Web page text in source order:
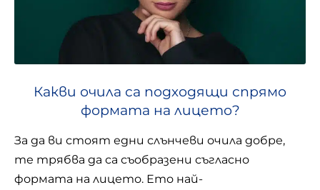
Какви очила са подходящи спрямо
формата на лицето?
За да ви стоят едни слънчеви очила добре,
те трябва да са съобразени съгласно
формата на лицето. Ето най-